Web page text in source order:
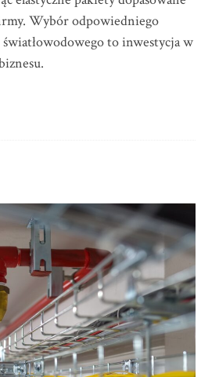
Wybór odpowiedniego
to inwestycja w